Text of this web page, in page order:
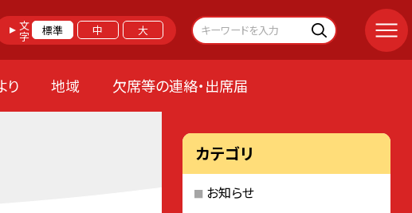
文字 標準 中 大
り 地域 欠席等の連絡・出席届
カテゴリ
お知らせ